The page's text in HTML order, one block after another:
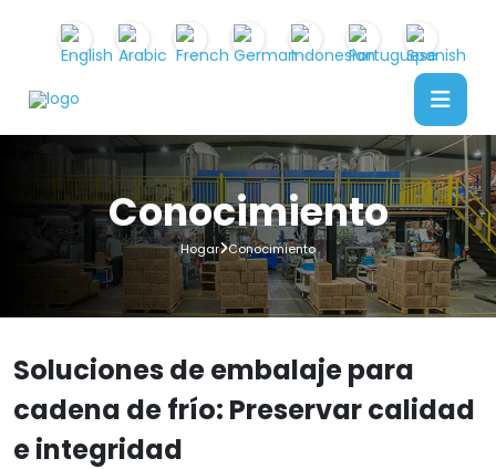
Conocimiento
Hogar Conocimiento
Soluciones de embalaje para
cadena de frío: Preservar calidad
e integridad